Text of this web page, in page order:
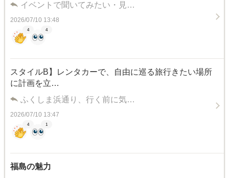
イベントで聞いてみたい・見…
2026/07/10 13:48
4 4
スタイルB】レンタカーで、自由に巡る旅行きたい場所
に計画を立…
ふくしま浜通り、行く前に気…
2026/07/10 13:47
4 1
福島の魅力